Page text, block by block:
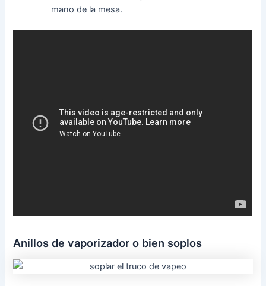
mano de la mesa.
Anillos de vaporizador o bien soplos